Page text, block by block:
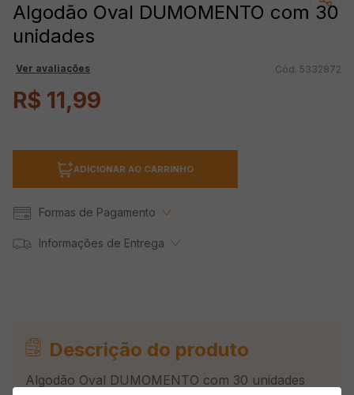
Algodão Oval DUMOMENTO com 30
unidades
Ver avaliações 5332872
R$ 11,99
ADICIONAR AO CARRINHO
Formas de Pagamento
Informações de Entrega
Descrição do produto
Algodão Oval DUMOMENTO com 30 unidades